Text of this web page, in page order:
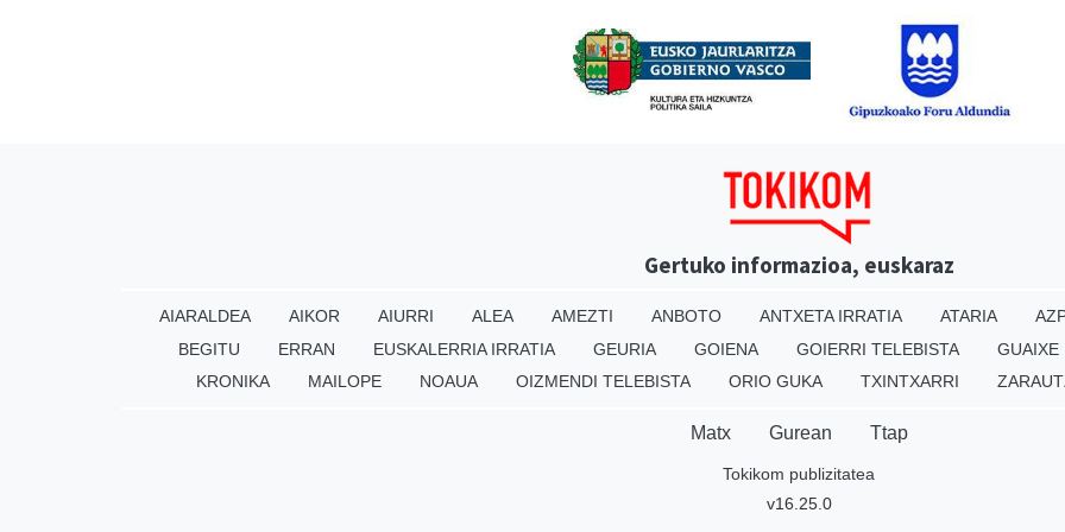
Gertuko informazioa, euskaraz
AIARALDEA AIKOR AIURRI ALEA AMEZTI ANBOTO ANTXETA IRRATIA ATARIA
BEGITU
ERRAN EUSKALERRIA IRRATIA GEURIA GOIENA GOIERRI TELEBISTA
GUAIXE
KRONIKA
MAILOPE NOAUA OIZMENDI TELEBISTA ORIO GUKA TXINTXARRI
Matx Gurean Ttap
Tokikom publizitatea
v16.25.0